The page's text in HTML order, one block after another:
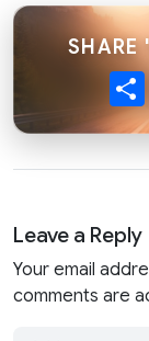
SHARE
Leave a Reply
Your email
comments are